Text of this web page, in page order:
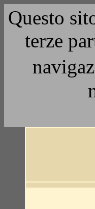
Questo
terze